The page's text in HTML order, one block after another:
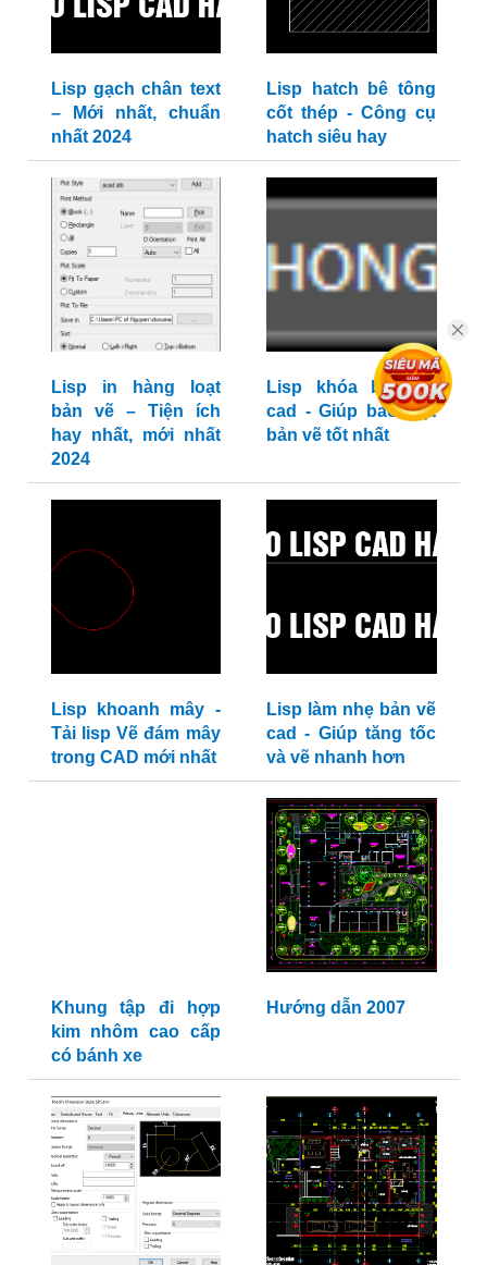
Lisp gạch chân text
– Mới nhất, chuẩn
nhất 2024
Lisp hatch bê tông
cốt thép - Công cụ
hatch siêu hay
Lisp in hàng loạt
bản vẽ – Tiện ích
hay nhất, mới nhất
2024
Lisp khóa bản vẽ
cad - Giúp bảo mật
bản vẽ tốt nhất
Lisp khoanh mây -
Tải lisp Vẽ đám mây
trong CAD mới nhất
Lisp làm nhẹ bản vẽ
cad - Giúp tăng tốc
và vẽ nhanh hơn
Khung tập đi hợp
kim nhôm cao cấp
có bánh xe
Hướng dẫn 2007